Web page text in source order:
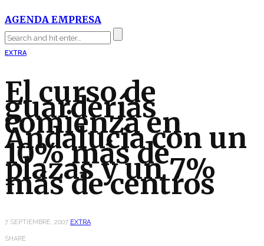
AGENDA EMPRESA
EXTRA
El curso de
guarderías
comienza en
Andalucía con un
10% más de
plazas y un 7%
más de centros
7 SEPTIEMBRE, 2007 EXTRA
SHARE